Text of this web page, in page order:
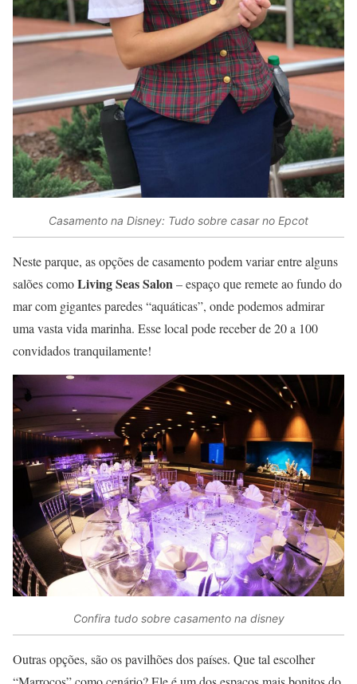
Casamento na Disney: Tudo sobre casar no Epcot
Neste parque, as opções de casamento podem variar entre alguns
salões comoLiving Seas Salon– espaço que remete ao fundo do
mar com gigantes paredes “aquáticas”, onde podemos admirar
uma vasta vida marinha. Esse local pode receber de 20 a 100
convidados tranquilamente!
Confira tudo sobre casamento na disney
Outras opções, são os pavilhões dos países. Que tal escolher